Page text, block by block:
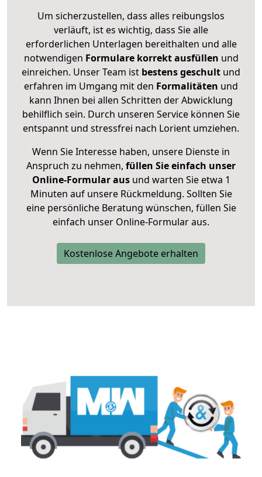
Um sicherzustellen, dass alles reibungslos
verläuft, ist es wichtig, dass Sie alle
erforderlichen Unterlagen bereithalten und alle
notwendigen Formulare korrekt ausfüllen und
einreichen. Unser Team ist bestens geschult und
erfahren im Umgang mit den Formalitäten und
kann Ihnen bei allen Schritten der Abwicklung
behilflich sein. Durch unseren Service können Sie
entspannt und stressfrei nach Lorient umziehen.
Wenn Sie Interesse haben, unsere Dienste in
Anspruch zu nehmen, füllen Sie einfach unser
Online-Formular ausund warten Sie etwa 1
Minuten auf unsere Rückmeldung. Sollten Sie
eine persönliche Beratung wünschen, füllen Sie
einfach unser Online-Formular aus.
Kostenlose Angebote erhalten